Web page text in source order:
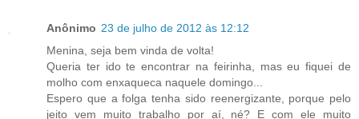
Anônimo 23 de julho de 2012 às 12:12
Menina, seja bem vinda de volta!
Queria ter ido te encontrar na feirinha, mas eu fiquei de
molho com enxaqueca naquele domingo...
Espero que a folga tenha sido reenergizante, porque pelo
jeito vem muito trabalho por aí, né? E com ele muito